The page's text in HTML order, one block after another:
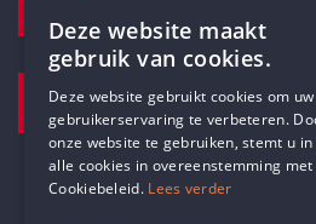
Pottenbrug 4
Antwerpen, 2000
Deze website maakt
gebruik van cookies.
Deze website gebruikt cookies om uw
gebruikerservaring te verbeteren.
onze website te gebruiken, stemt u
alle cookies in overeenstemming met
Cookiebeleid. Lees verder